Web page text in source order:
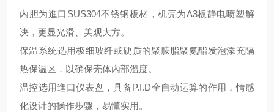
內胆为進口SUS304不锈钢板材，机壳为A3板静电喷塑解
决，更显光滑、美观大方。
保温系统选用极细玻纤或硬质的聚胺脂聚氨酯发泡添充隔
热保温区，以确保壳体內部溫度。
温控选用進口仪表盘，具备P.I.D全自动运算的作用，情感
化设计的操作步骤，易懂实用。